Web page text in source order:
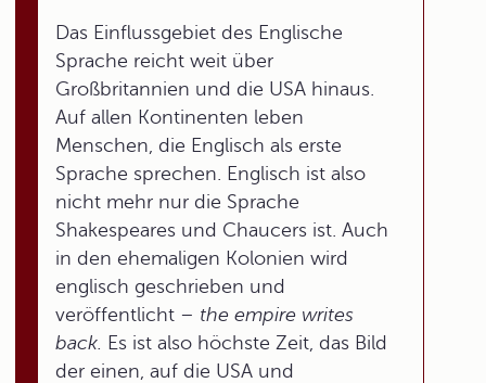
Das Einflussgebiet des Englische
Sprache reicht weit über
Großbritannien und die USA hinaus.
Auf allen Kontinenten leben
Menschen, die Englisch als erste
Sprache sprechen. Englisch ist also
nicht mehr nur die Sprache
Shakespeares und Chaucers ist. Auch
in den ehemaligen Kolonien wird
englisch geschrieben und
veröffentlicht – the empire writes
back. Es ist also höchste Zeit, das Bild
der einen, auf die USA und